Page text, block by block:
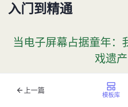
入门到精通
当电子屏幕占据童年：
戏遗产
2024年《中国儿童成长报告》显
传统游
上一篇
模板库